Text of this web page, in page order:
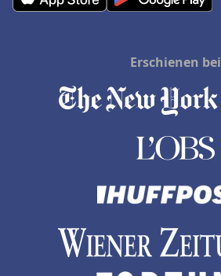
Erschienen bei